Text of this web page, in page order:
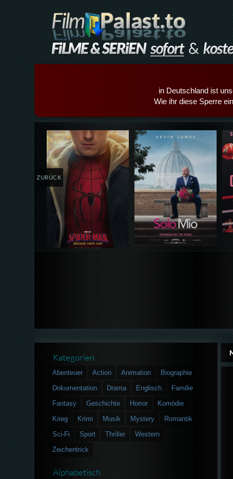
in Deutschland ist
Wie ihr diese Sperre
Details,Play Details,Play
ZURÜCK
Kategorien
Abenteuer Action Animation
Biographie
Dokumentation
Drama Englisch
Familie
Fantasy
Geschichte Horror
Komödie
Krieg
Krimi Musik Mystery
Romantik
Sci-Fi
Sport Thriller
Western
Zeichentrick
Alphabetisch